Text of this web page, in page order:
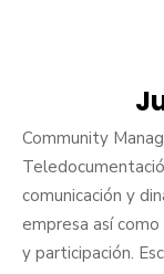
Community
comunicación y
empresa así
y participación.